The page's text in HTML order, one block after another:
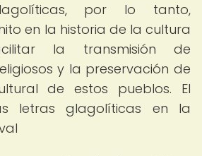
por lo tanto,
en la historia de la cultura
la transmisión de
y la preservación de
de estos pueblos. El
letras glagolíticas en la